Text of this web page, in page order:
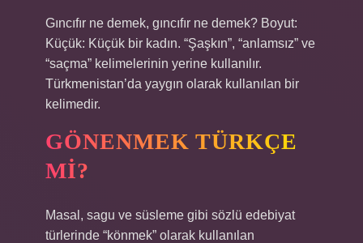
Gıncıfır ne demek, gıncıfır ne demek? Boyut:
Küçük: Küçük bir kadın. “Şaşkın”, “anlamsız” ve
“saçma” kelimelerinin yerine kullanılır.
Türkmenistan’da yaygın olarak kullanılan bir
kelimedir.
GÖNENMEK TÜRKÇE
MI?
Masal, sagu ve süsleme gibi sözlü edebiyat
türlerinde “könmek” olarak kullanılan